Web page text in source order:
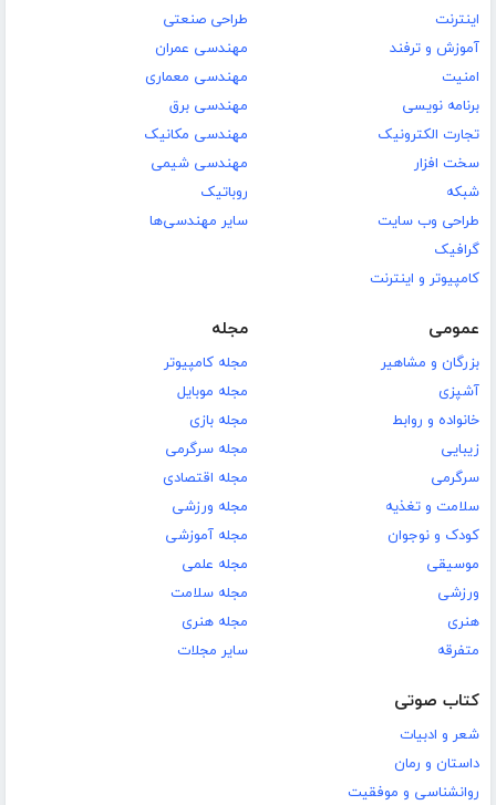
اینترنت
آموزش و ترفند
امنیت
برنامه نویسی
تجارت الکترونیک
سخت افزار
شبکه
طراحی وب سایت
گرافیک
کامپیوتر و اینترنت
طراحی صنعتی
مهندسی عمران
مهندسی معماری
مهندسی برق
مهندسی مکانیک
مهندسی شیمی
روباتیک
سایر مهندسی‌ها
عمومی
بزرگان و مشاهیر
آشپزی
خانواده و روابط
زیبایی
سرگرمی
سلامت و تغذیه
کودک و نوجوان
موسیقی
ورزشی
هنری
متفرقه
مجله
مجله کامپیوتر
مجله موبایل
مجله بازی
مجله سرگرمی
مجله اقتصادی
مجله ورزشی
مجله آموزشی
مجله علمی
مجله سلامت
مجله هنری
سایر مجلات
کتاب صوتی
شعر و ادبیات
داستان و رمان
روانشناسی و موفقیت